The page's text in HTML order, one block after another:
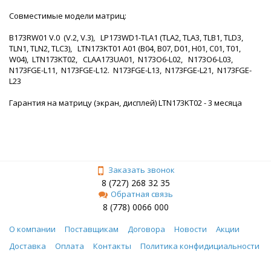
Совместимые модели матриц:
B173RW01 V.0 (V.2, V.3), LP173WD1-TLA1 (TLA2, TLA3, TLB1, TLD3,
TLN1, TLN2, TLC3), LTN173KT01 A01 (B04, B07, D01, H01, C01, T01,
W04), LTN173KT02, CLAA173UA01, N173O6-L02, N173O6-L03,
N173FGE-L11, N173FGE-L12. N173FGE-L13, N173FGE-L21, N173FGE-
L23
Гарантия на матрицу (экран, дисплей) LTN173KT02 - 3 месяца
Заказать звонок
8 (727) 268 32 35
Обратная связь
8 (778) 0066 000
О компании Поставщикам Договора Новости
Акции
Доставка
Оплата Контакты Политика конфидициальности